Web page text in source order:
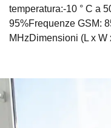
temperatura:-10 ° C a
95%Frequenze GSM:
MHzDimensioni (L x W